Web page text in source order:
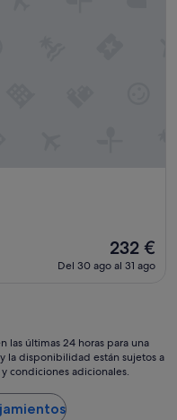
El
precio
232 €
Del 30 ago al 31 ago
las últimas 24 horas para una
la disponibilidad están sujetos a
condiciones adicionales.